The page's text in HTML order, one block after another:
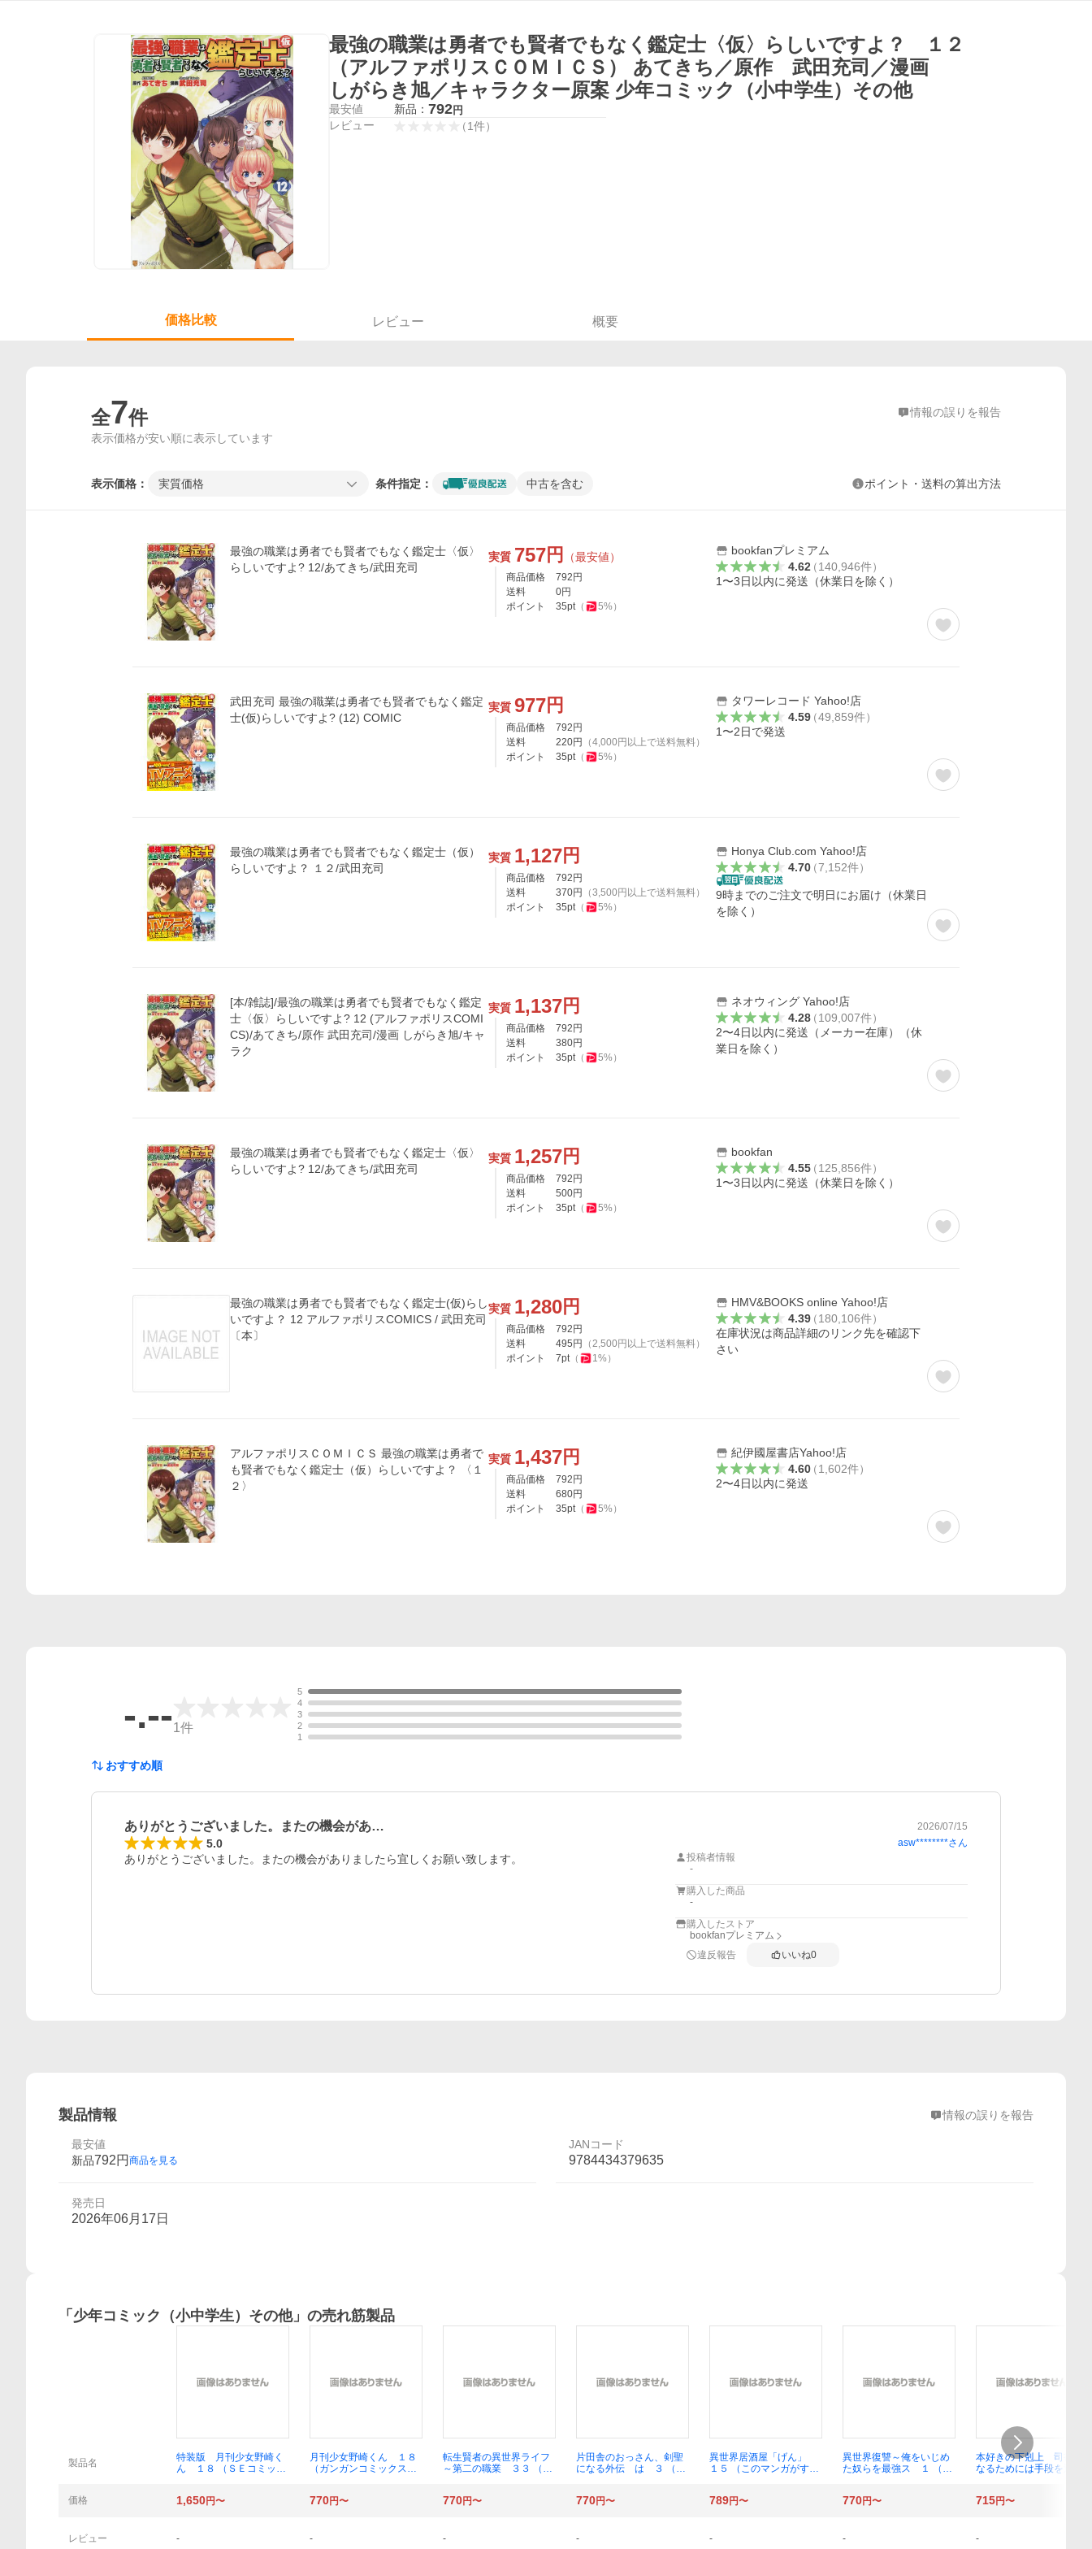
最強の職業は勇者でも賢者でもなく鑑定士〈仮〉らしいですよ？ １２
（アルファポリスＣＯＭＩＣＳ） あてきち／原作 武田充司／漫画
しがらき旭／キャラクター原案 少年コミック（小中学生）その他
最安値 新品： 792円
レビュー （1件）
価格比較 レビュー 概要
全7件 情報の誤りを報告
表示価格が安い順に表示しています
表示価格： 実質価格 条件指定： 中古を含む ポイント・送料の算出方法
最強の職業は勇者でも賢者でもなく鑑定士〈仮〉
らしいですよ? 12/あてきち/武田充司
実質 757円 （最安値）
商品価格 792 円
送料
0円
ポイント
35pt（ 5%）
bookfanプレミアム
4.62（140,946件）
1〜3日以内に発送（休業日を除く）
武田充司 最強の職業は勇者でも賢者でもなく鑑定
士(仮)らしいですよ? (12) COMIC
実質 977円
商品価格 792 円
送料
220円 （4,000 円以上で送料無料）
ポイント
35pt（ 5%）
タワーレコード Yahoo!店
4.59（49,859件）
1〜2日で発送
最強の職業は勇者でも賢者でもなく鑑定士（仮）
らしいですよ？ １２/武田充司
実質 1,127円
商品価格 792 円
送料
370円 （3,500 円以上で送料無料）
ポイント
35pt（ 5%）
Honya Club.com Yahoo!店
4.70（7,152件）
9時までのご注文で明日にお届け（休業日
を除く）
[本/雑誌]/最強の職業は勇者でも賢者でもなく鑑定
士〈仮〉らしいですよ? 12 (アルファポリスCOMI
CS)/あてきち/原作 武田充司/漫画 しがらき旭/キャ
ラク
実質 1,137円
商品価格 792 円
送料
380円
ポイント
35pt（ 5%）
ネオウィング Yahoo!店
4.28（109,007件）
2〜4日以内に発送（メーカー在庫）（休
業日を除く）
最強の職業は勇者でも賢者でもなく鑑定士〈仮〉
らしいですよ? 12/あてきち/武田充司
実質 1,257円
商品価格 792 円
送料
500円
ポイント
35pt（ 5%）
bookfan
4.55（125,856件）
1〜3日以内に発送（休業日を除く）
最強の職業は勇者でも賢者でもなく鑑定士(仮)らし
いですよ？ 12 アルファポリスCOMICS / 武田充司
〔本〕
実質 1,280円
商品価格 792 円
送料
495 円 （2,500 円以上で送料無料）
ポイント
7pt（ 1%）
HMV&BOOKS online Yahoo!店
4.39（180,106件）
在庫状況は商品詳細のリンク先を確認下
さい
アルファポリスＣＯＭＩＣＳ 最強の職業は勇者で
も賢者でもなく鑑定士（仮）らしいですよ？ 〈１
２〉
実質 1,437円
商品価格 792 円
送料
680円
ポイント
35pt（ 5%）
紀伊國屋書店Yahoo!店
4.60（1,602件）
2〜4日以内に発送
-.--1件
5
4
3
2
1
おすすめ順
ありがとうございました。またの機会があ… 2026/07/15
5.0 asw********さん
ありがとうございました。またの機会がありましたら宜しくお願い致します。
投稿者情報
-
購入した商品
-
購入したストア
bookfanプレミアム
違反報告
いいね0
製品情報 情報の誤りを報告
最安値
新品792円 商品を見る
JANコード
9784434379635
発売日
2026年06月17日
「 少年コミック（小中学生）その他」の売れ筋製品
製品名
特装版 月刊少女野崎く
ん １８ （ＳＥコミック
月刊少女野崎くん １８
（ガンガンコミックスＯ
転生賢者の異世界ライフ
～第二の職業 ３３ （ガ
片田舎のおっさん、剣聖
になる外伝 は ３ （ガ
異世界居酒屋「げん」
１５ （このマンガがすご
／原作
異世界復讐～俺をいじめ
た奴らを最強ス １ （ガ
本好きの下剋上 司書に
なるためには手段を選ん
作 椎名優／イラスト原
価格 1,650円〜 770円〜 770円〜 770円〜 789円〜 770円〜 715円〜
レビュー - - - - - - -